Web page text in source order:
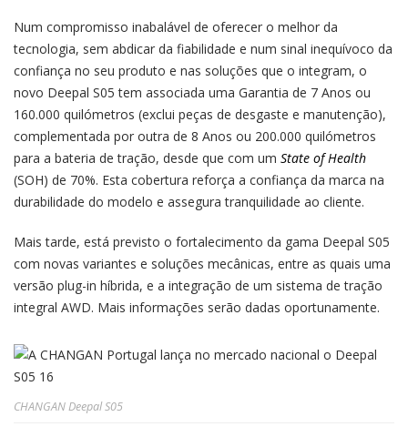
Num compromisso inabalável de oferecer o melhor da
tecnologia, sem abdicar da fiabilidade e num sinal inequívoco da
confiança no seu produto e nas soluções que o integram, o
novo Deepal S05 tem associada uma Garantia de 7 Anos ou
160.000 quilómetros (exclui peças de desgaste e manutenção),
complementada por outra de 8 Anos ou 200.000 quilómetros
para a bateria de tração, desde que com um State of Health
(SOH) de 70%. Esta cobertura reforça a confiança da marca na
durabilidade do modelo e assegura tranquilidade ao cliente.
Mais tarde, está previsto o fortalecimento da gama Deepal S05
com novas variantes e soluções mecânicas, entre as quais uma
versão plug-in híbrida, e a integração de um sistema de tração
integral AWD. Mais informações serão dadas oportunamente.
CHANGAN Deepal S05